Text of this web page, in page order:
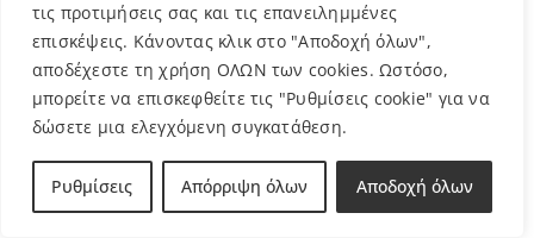
τις προτιμήσεις σας και τις επανειλημμένες
επισκέψεις. Κάνοντας κλικ στο "Αποδοχή όλων",
αποδέχεστε τη χρήση ΟΛΩΝ των cookies. Ωστόσο,
μπορείτε να επισκεφθείτε τις "Ρυθμίσεις cookie" για να
δώσετε μια ελεγχόμενη συγκατάθεση.
Ρυθμίσεις Απόρριψη όλων Αποδοχή όλων
Κεριά (7)
Μπαντάνες(2)
Μπομπονιέρες(202)